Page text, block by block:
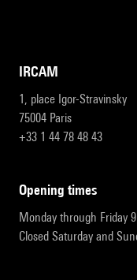
IRCAM
1, place Igor-Stravinsky
75004 Paris
+33 1 44 78 48 43
opening times
Monday through Friday
Closed Saturday and